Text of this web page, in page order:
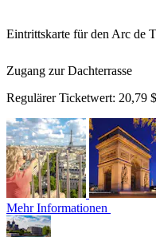
Eintrittskarte für den Arc de
Zugang zur Dachterrasse
Regulärer Ticketwert: 20,79 $
Mehr Informationen